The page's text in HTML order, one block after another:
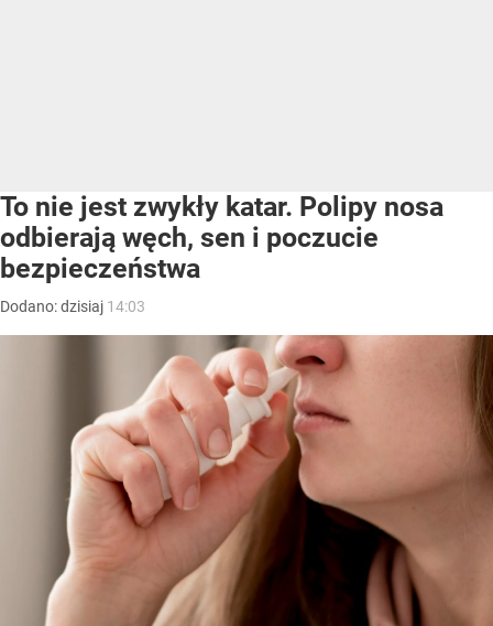
To nie jest zwykły katar. Polipy nosa
odbierają węch, sen i poczucie
bezpieczeństwa
Dodano:dzisiaj 14:03